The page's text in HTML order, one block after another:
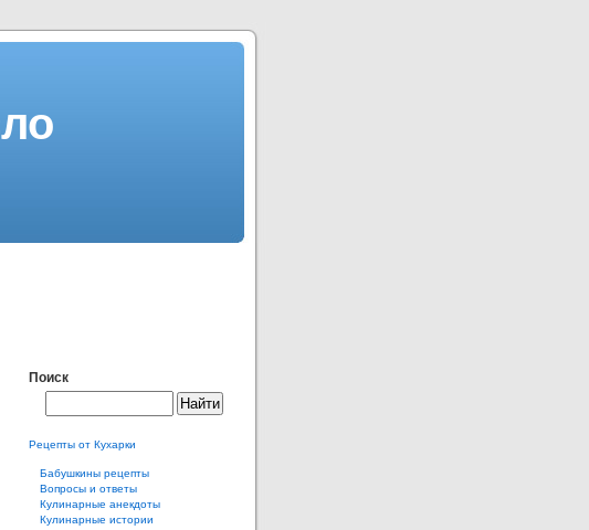
Поиск
Рецепты от Кухарки
Бабушкины рецепты
Вопросы и ответы
Кулинарные анекдоты
Кулинарные истории